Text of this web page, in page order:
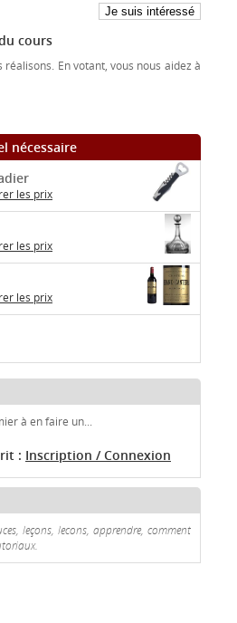
cours
En votant, vous nous aidez à
nécessaire
les prix
les prix
les prix
à en faire un...
: Inscription / Connexion
leçons, lecons, apprendre, comment